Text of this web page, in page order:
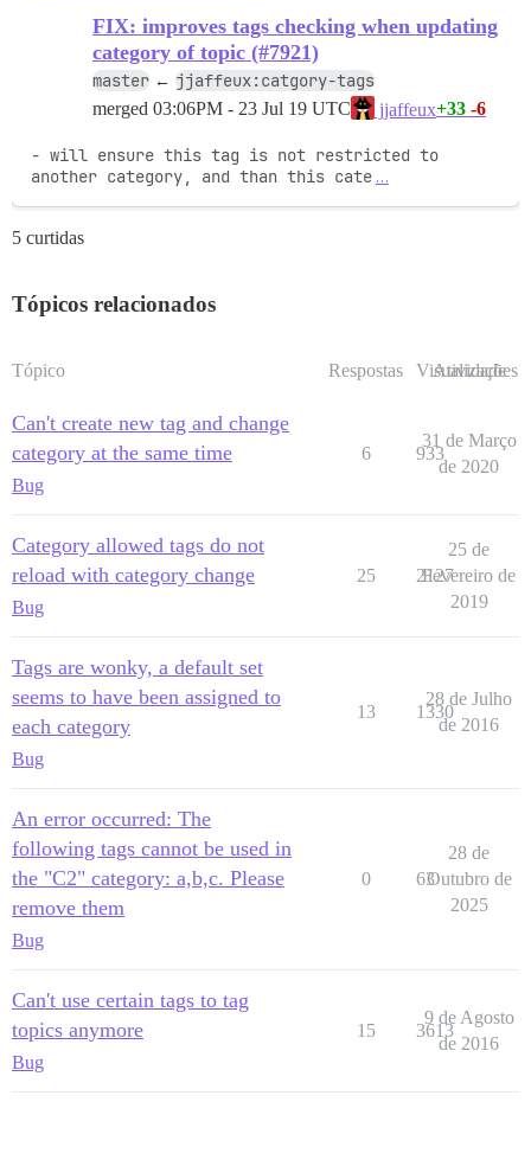
FIX: improves tags checking when updating
category of topic (#7921)
master ← jjaffeux:catgory-tags
merged 03:06PM - 23 Jul 19 UTC jjaffeux+33 -6
- will ensure this tag is not restricted to
another category, and than this cate …
5 curtidas
Tópicos relacionados
Tópico Respostas Visualizações
Atividade
Can't create new tag and change
category at the same time
Bug
6 933
31 de Março
de 2020
Category allowed tags do not
reload with category change
Bug
25 2127
25 de
Fevereiro de
2019
Tags are wonky, a default set
seems to have been assigned to
each category
Bug
13 1330
28 de Julho
de 2016
An error occurred: The
following tags cannot be used in
the "C2" category: a,b,c. Please
remove them
Bug
0 63
28 de
Outubro de
2025
Can't use certain tags to tag
topics anymore
Bug
15 3613
9 de Agosto
de 2016